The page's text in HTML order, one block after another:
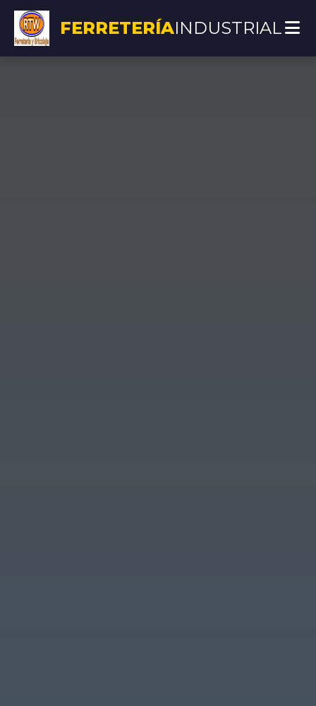
FERRETERÍAINDUSTRIAL